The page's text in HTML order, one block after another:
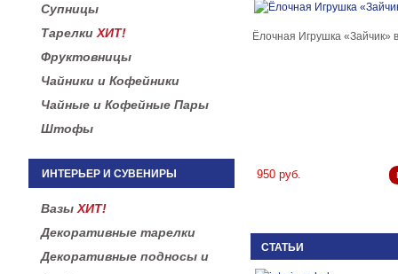
Супницы
Тарелки ХИТ!
Фруктовницы
Чайники и Кофейники
Чайные и Кофейные Пары
Штофы
ИНТЕРЬЕР И СУВЕНИРЫ
Вазы ХИТ!
Декоративные тарелки
Декоративные подносы и
Ёлочная Игрушка «Зайчик»
950 руб.
СТАТЬИ